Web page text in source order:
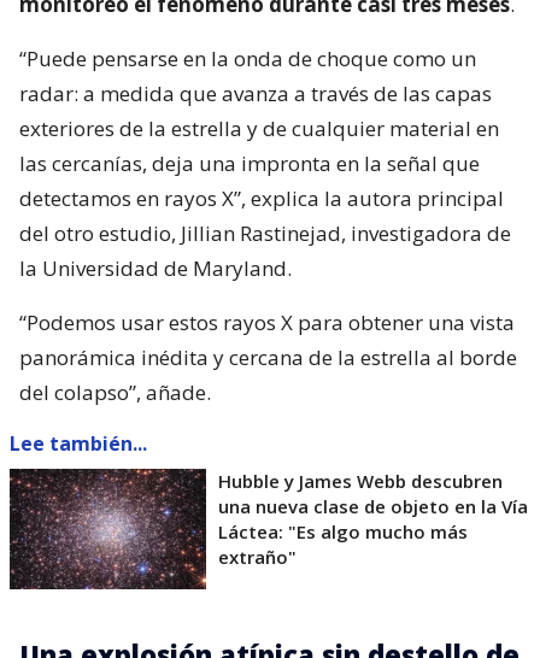
“Puede pensarse en la onda de choque como un
radar: a medida que avanza a través de las capas
exteriores de la estrella y de cualquier material en
las cercanías, deja una impronta en la señal que
detectamos en rayos X”, explica la autora principal
del otro estudio, Jillian Rastinejad, investigadora de
la Universidad de Maryland.
“Podemos usar estos rayos X para obtener una vista
panorámica inédita y cercana de la estrella al borde
del colapso”, añade.
Lee también...
Hubble y James Webb descubren
una nueva clase de objeto en la Vía
Láctea: "Es algo mucho más
extraño"